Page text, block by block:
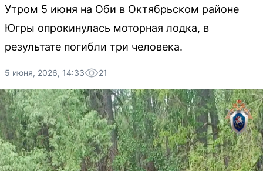
Утром 5 июня на Оби в Октябрьском районе
Югры опрокинулась моторная лодка, в
результате погибли три человека.
5 июня, 2026, 14:33 21